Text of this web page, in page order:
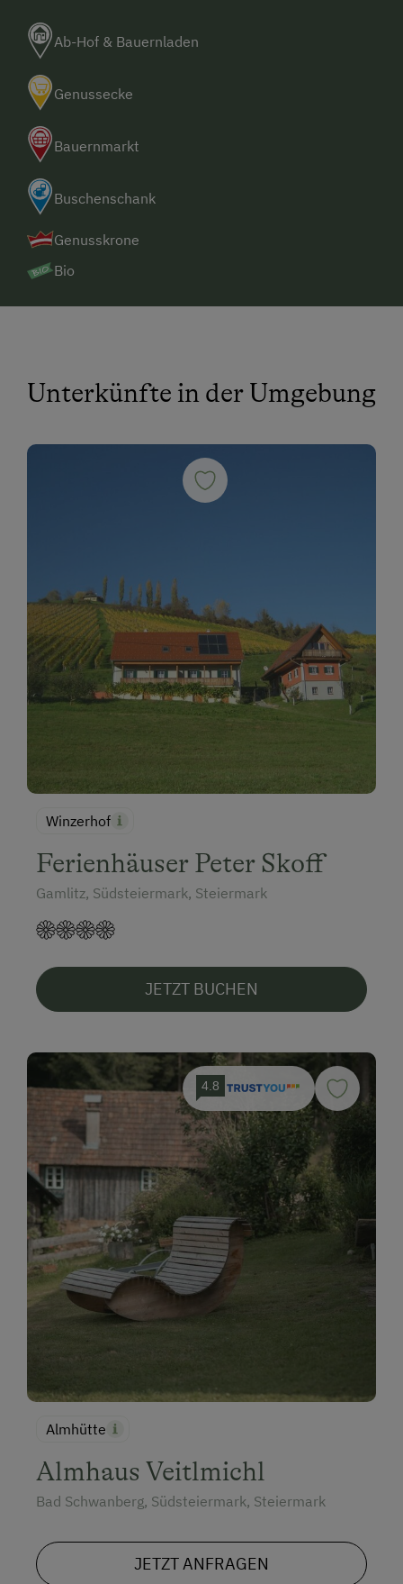
Ab-Hof & Bauernladen
Genussecke
Bauernmarkt
Buschenschank
Genusskrone
Bio
Unterkünfte in der Umgebung
Winzerhof
Ferienhäuser Peter Skoff
Gamlitz, Südsteiermark, Steiermark
JETZT BUCHEN
4.8
Almhütte
Almhaus Veitlmichl
Bad Schwanberg, Südsteiermark, Steiermark
JETZT ANFRAGEN